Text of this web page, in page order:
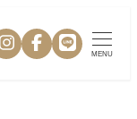
MENU